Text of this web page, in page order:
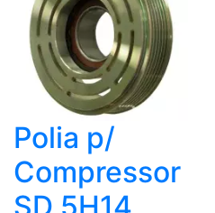
Polia p/
Compressor